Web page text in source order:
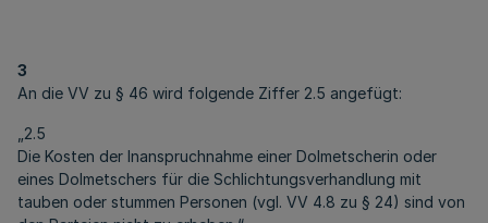
3
An die VV zu § 46 wird folgende Ziffer 2.5 angefügt:
„2.5
Die Kosten der Inanspruchnahme einer Dolmetscherin oder
eines Dolmetschers für die Schlichtungsverhandlung mit
tauben oder stummen Personen (vgl. VV 4.8 zu § 24) sind von